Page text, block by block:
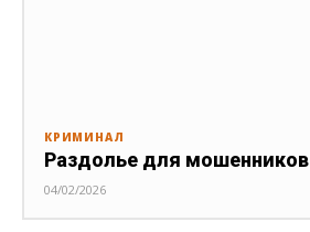
КРИМИНАЛ
Раздолье для мошенников
04/02/2026